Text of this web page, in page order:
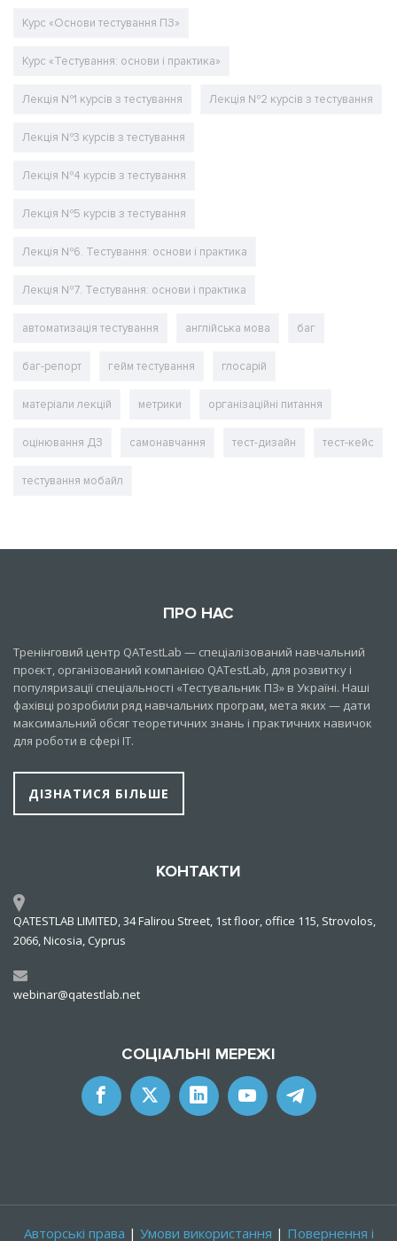
Курс «Основи тестування ПЗ»
Курс «Тестування: основи і практика»
Лекція №1 курсів з тестування Лекція №2 курсів з тестування
Лекція №3 курсів з тестування
Лекція №4 курсів з тестування
Лекція №5 курсів з тестування
Лекція №6. Тестування: основи і практика
Лекція №7. Тестування: основи і практика
автоматизація тестування англійська мова баг
баг-репорт гейм тестування глосарій
матеріали лекцій метрики організаційні питання
оцінювання ДЗ самонавчання тест-дизайн тест-кейс
тестування мобайл
ПРО НАС
Тренінговий центр QATestLab — спеціалізований навчальний
проєкт, організований компанією QATestLab, для розвитку і
популяризації спеціальності «Тестувальник ПЗ» в Україні. Наші
фахівці розробили ряд навчальних програм, мета яких — дати
максимальний обсяг теоретичних знань і практичних навичок
для роботи в сфері IT.
ДІЗНАТИСЯ БІЛЬШЕ
КОНТАКТИ
QATESTLAB LIMITED, 34 Falirou Street, 1st floor, office 115, Strovolos,
2066, Nicosia, Cyprus
webinar@qatestlab.net
СОЦІАЛЬНІ МЕРЕЖІ
Авторські права | Умови використання | Повернення і